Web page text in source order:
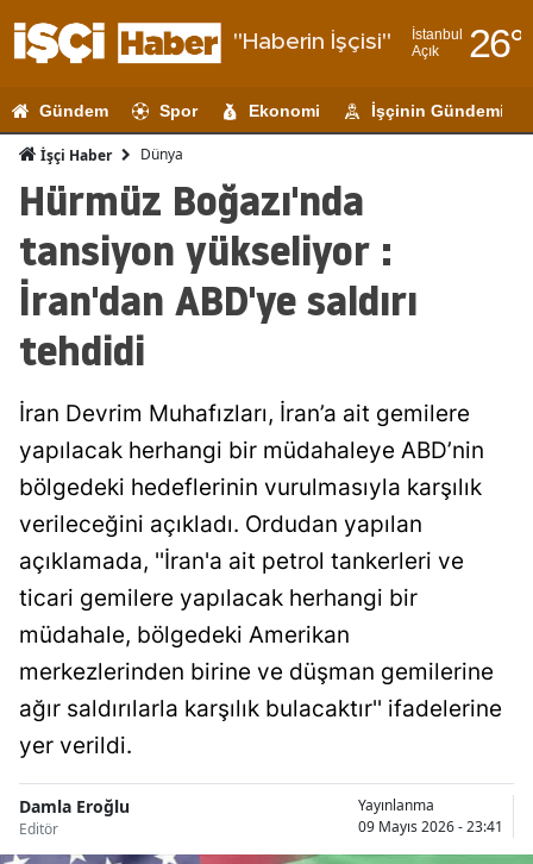
"Haberin İşçisi"
İstanbul
Açık
26°
Adıyaman
Artvin
Aydın
Bilecik
Bitlis
Bolu
Çanakkale
Gündem Spor Ekonomi İşçinin Gündemi
İşçi Haber Dünya
Hürmüz Boğazı'nda
tansiyon yükseliyor :
İran'dan ABD'ye saldırı
tehdidi
İran Devrim Muhafızları, İran’a ait gemilere
yapılacak herhangi bir müdahaleye ABD’nin
bölgedeki hedeflerinin vurulmasıyla karşılık
verileceğini açıkladı. Ordudan yapılan
açıklamada, ''İran'a ait petrol tankerleri ve
ticari gemilere yapılacak herhangi bir
müdahale, bölgedeki Amerikan
merkezlerinden birine ve düşman gemilerine
ağır saldırılarla karşılık bulacaktır'' ifadelerine
yer verildi.
Damla Eroğlu
Editör
Yayınlanma
09 Mayıs 2026 - 23:41